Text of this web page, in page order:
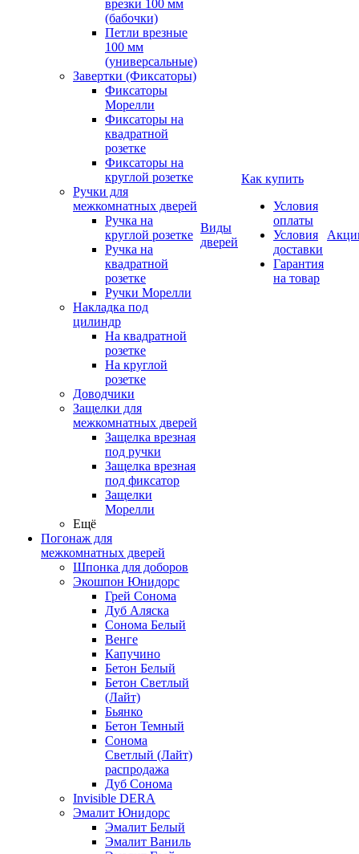
врезки 100 мм
(бабочки)
Петли врезные
100 мм
(универсальные)
Завертки (Фиксаторы)
Фиксаторы
Морелли
Фиксаторы на
квадратной
розетке
Фиксаторы на
круглой розетке
Ручки для
межкомнатных дверей
Ручка на
круглой розетке
Ручка на
квадратной
розетке
Ручки Морелли
Накладка под
цилиндр
На квадратной
розетке
На круглой
розетке
Доводчики
Защелки для
межкомнатных дверей
Защелка врезная
под ручки
Защелка врезная
под фиксатор
Защелки
Морелли
Ещё
Погонаж для
межкомнатных дверей
Шпонка для доборов
Экошпон Юнидорс
Грей Сонома
Дуб Аляска
Сонома Белый
Венге
Капучино
Бетон Белый
Бетон Светлый
(Лайт)
Бьянко
Бетон Темный
Сонома
Светлый (Лайт)
распродажа
Дуб Сонома
Invisible DERA
Эмалит Юнидорс
Эмалит Белый
Эмалит Ваниль
Виды
дверей
Как купить
Условия
оплаты
Условия
доставки
Гарантия
на товар